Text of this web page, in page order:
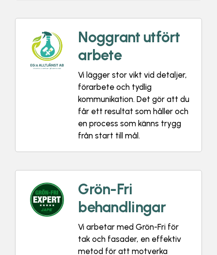
Noggrant utfört
arbete
Vi lägger stor vikt vid detaljer,
förarbete och tydlig
kommunikation. Det gör att du
får ett resultat som håller och
en process som känns trygg
från start till mål.
Grön-Fri
behandlingar
Vi arbetar med Grön-Fri för
tak och fasader, en effektiv
metod för att motverka